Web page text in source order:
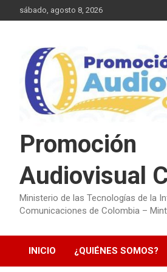
al
sábado, agosto 8, 2026
Promoción
Audiovisual
Ministerio de las Tecnologías de la
Comunicaciones de Colombia –
INICIO ¿QUIÉNES SOMOS?